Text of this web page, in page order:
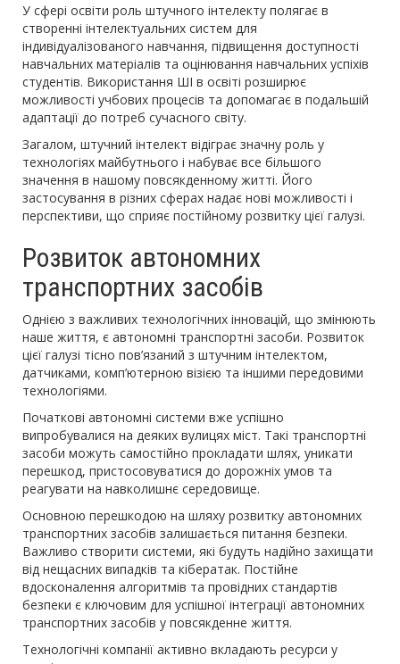
У сфері освіти роль штучного інтелекту полягає в
створенні інтелектуальних систем для
індивідуалізованого навчання, підвищення доступності
навчальних матеріалів та оцінювання навчальних успіхів
студентів. Використання ШІ в освіті розширює
можливості учбових процесів та допомагає в подальшій
адаптації до потреб сучасного світу.
Загалом, штучний інтелект відіграє значну роль у
технологіях майбутнього і набуває все більшого
значення в нашому повсякденному житті. Його
застосування в різних сферах надає нові можливості і
перспективи, що сприяє постійному розвитку цієї галузі.
Розвиток автономних
транспортних засобів
Однією з важливих технологічних інновацій, що змінюють
наше життя, є автономні транспортні засоби. Розвиток
цієї галузі тісно пов’язаний з штучним інтелектом,
датчиками, комп’ютерною візією та іншими передовими
технологіями.
Початкові автономні системи вже успішно
випробувалися на деяких вулицях міст. Такі транспортні
засоби можуть самостійно прокладати шлях, уникати
перешкод, пристосовуватися до дорожніх умов та
реагувати на навколишнє середовище.
Основною перешкодою на шляху розвитку автономних
транспортних засобів залишається питання безпеки.
Важливо створити системи, які будуть надійно захищати
від нещасних випадків та кібератак. Постійне
вдосконалення алгоритмів та провідних стандартів
безпеки є ключовим для успішної інтеграції автономних
транспортних засобів у повсякденне життя.
Технологічні компанії активно вкладають ресурси у